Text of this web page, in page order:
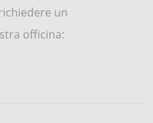
un
officina: